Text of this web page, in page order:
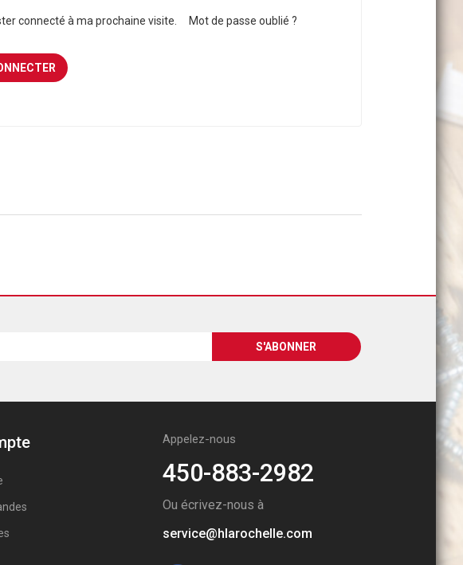
connecté à ma prochaine visite. Mot de passe oublié ?
Appelez-nous
450-883-2982
Ou écrivez-nous à
service@hlarochelle.com